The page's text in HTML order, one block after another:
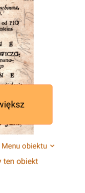
Menu obiektu
ten obiekt